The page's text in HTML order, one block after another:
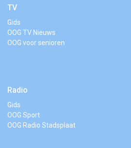
TV
Gids
OOG TV Nieuws
OOG voor senioren
Radio
Gids
OOG Sport
OOG Radio Stadsplaat